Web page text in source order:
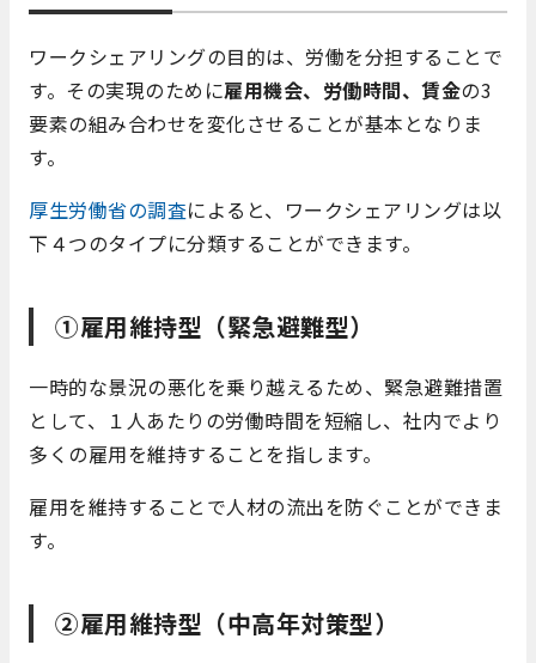
ワークシェアリングの目的は、労働を分担することで
す。その実現のために雇用機会、労働時間、賃金の3
要素の組み合わせを変化させることが基本となりま
す。
厚生労働省の調査によると、ワークシェアリングは以
下４つのタイプに分類することができます。
①雇用維持型（緊急避難型）
一時的な景況の悪化を乗り越えるため、緊急避難措置
として、１人あたりの労働時間を短縮し、社内でより
多くの雇用を維持することを指します。
雇用を維持することで人材の流出を防ぐことができま
す。
②雇用維持型（中高年対策型）